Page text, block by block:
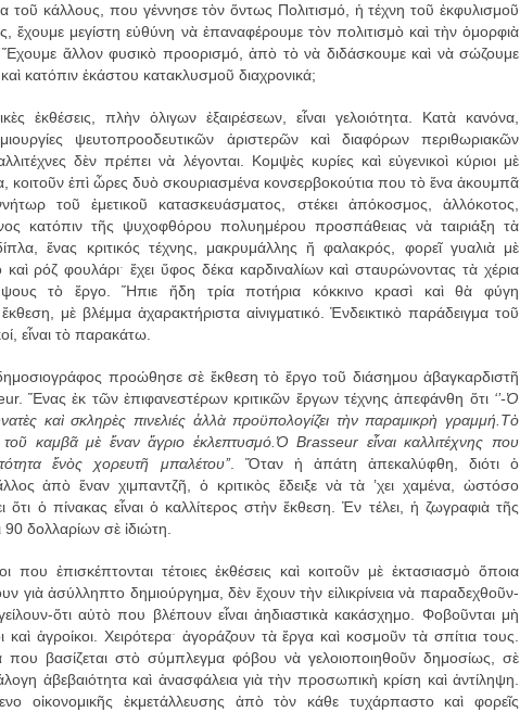
τοῦ κάλλους, που γέννησε τὸν ὅντως Πολιτισμό, ἡ τέχνη τοῦ ἐκφυλισμοῦ
ἔχουμε μεγίστη εὐθύνη νὰ ἐπαναφέρουμε τὸν πολιτισμὸ καὶ τὴν ὀμορφιὰ
ἄλλον φυσικὸ προορισμό, ἀπὸ τὸ νὰ διδάσκουμε καὶ νὰ σώζουμε
κατόπιν ἑκάστου κατακλυσμοῦ διαχρονικά;
ἐκθέσεις, πλὴν ὀλιγων ἐξαιρέσεων, εἶναι γελοιότητα. Κατὰ κανόνα,
ψευτοπροοδευτικῶν ἀριστερῶν καὶ διαφόρων περιθωριακῶν
δὲν πρέπει νὰ λέγονται. Κομψὲς κυρίες καὶ εὐγενικοὶ κύριοι μὲ
κοιτοῦν ἐπὶ ὧρες δυὸ σκουριασμένα κονσερβοκούτια που τὸ ἕνα ἀκουμπᾶ
τοῦ ἐμετικοῦ κατασκευάσματος, στέκει ἀπόκοσμος, ἀλλόκοτος,
κατόπιν τῆς ψυχοφθόρου πολυημέρου προσπάθειας νὰ ταιριάξη τὰ
ἕνας κριτικός τέχνης, μακρυμάλλης ἤ φαλακρός, φορεῖ γυαλιὰ μὲ
καὶ ρόζ φουλάριˑ ἔχει ὕφος δέκα καρδιναλίων καὶ σταυρώνοντας τὰ χέρια
τὸ ἔργο. Ἤπιε ἤδη τρία ποτήρια κόκκινο κρασὶ καὶ θὰ φύγη
μὲ βλέμμα ἀχαρακτήριστα αἰνιγματικό. Ἐνδεικτικὸ παράδειγμα τοῦ
εἶναι τὸ παρακάτω.
προώθησε σὲ ἔκθεση τὸ ἔργο τοῦ διάσημου ἀβαγκαρδιστῆ
Ἕνας ἐκ τῶν ἐπιφανεστέρων κριτικῶν ἔργων τέχνης ἀπεφάνθη ὅτι ‘’-Ὁ
καὶ σκληρὲς πινελιές ἀλλὰ προϋπολογίζει τὴν παραμικρὴ γραμμή.Τὸ
τοῦ καμβᾶ μὲ ἕναν ἄγριο ἐκλεπτυσμό.ὉBrasseur εἶναι καλλιτέχνης που
ἕνὸς χορευτῆ μπαλέτου’’. Ὅταν ἡ ἀπάτη ἀπεκαλύφθη, διότι ὁ
ἀπὸ ἕναν χιμπαντζῆ, ὁ κριτικὸς ἔδειξε νὰ τὰ ’χει χαμένα, ὡστόσο
ὅτι ὁ πίνακας εἶναι ὁ καλλίτερος στὴν ἔκθεση. Ἐν τέλει, ἡ ζωγραφιὰ τῆς
δολλαρίων σὲ ἰδιώτη.
ἐπισκέπτονται τέτοιες ἐκθέσεις καὶ κοιτοῦν μὲ ἐκτασιασμὸ ὅποια
γιὰ ἀσύλληπτο δημιούργημα, δὲν ἔχουν τὴν εἰλικρίνεια νὰ παραδεχθοῦν-
ὅτι αὐτὸ που βλέπουν εἶναι ἀηδιαστικὰ κακάσχημο. Φοβοῦνται μὴ
καὶ ἀγροίκοι. Χειρότεραˑ ἀγοράζουν τὰ ἔργα καὶ κοσμοῦν τὰ σπίτια τους.
που βασίζεται στὸ σύμπλεγμα φόβου νὰ γελοιοποιηθοῦν δημοσίως, σὲ
ἀβεβαιότητα καὶ ἀνασφάλεια γιὰ τὴν προσωπικὴ κρίση καὶ ἀντίληψη.
οἰκονομικῆς ἐκμετάλλευσης ἀπὸ τὸν κάθε τυχάρπαστο καὶ φορεῖς